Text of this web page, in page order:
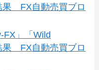
果 FX自動売買ブロ
FX」「Wild
果 FX自動売買ブロ